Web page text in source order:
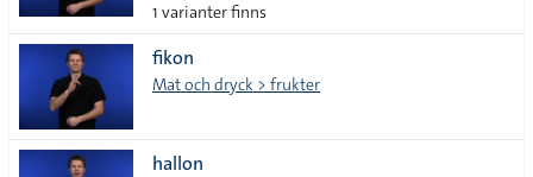
1 varianter finns
fikon
Mat och dryck > frukter
hallon